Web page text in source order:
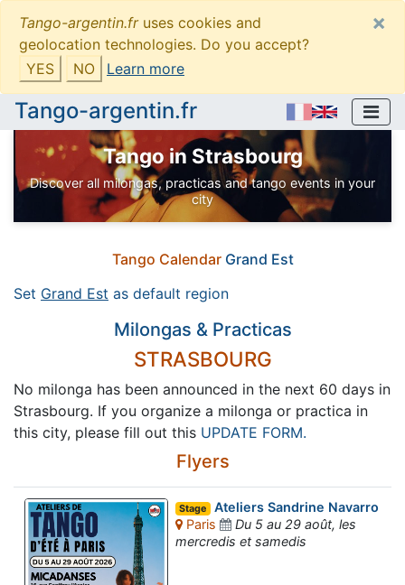
Tango-argentin.fruses cookies and
geolocation technologies. Do you accept?
YES
NO Learn more
×
Tango-argentin.fr
Tango in Strasbourg
Discover all milongas, practicas and tango events in your
city
Tango Calendar Grand Est
Set Grand Est as default region
Milongas & Practicas
STRASBOURG
No milonga has been announced in the next 60 days in
Strasbourg. If you organize a milonga or practica in
this city, please fill out this UPDATE FORM.
Flyers
Stage Ateliers Sandrine Navarro
Paris
Du 5 au 29 août, les
mercredis et samedis